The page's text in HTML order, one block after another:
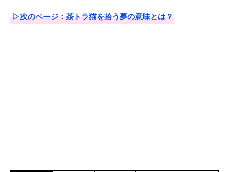
▷次のページ：茶トラ猫を拾う夢の意味とは？